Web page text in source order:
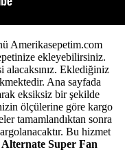
Amerikasepetim.com
ekleyebilirsiniz.
Eklediğiniz
Ana sayfada
eksiksiz bir şekilde
ölçülerine göre kargo
tamamlandıktan sonra
Bu hizmet
Super Fan